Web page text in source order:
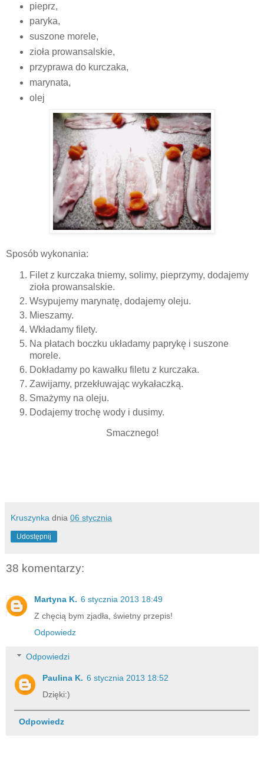
pieprz,
paryka,
suszone morele,
zioła prowansalskie,
przyprawa do kurczaka,
marynata,
olej
Sposób wykonania:
Filet z kurczaka tniemy, solimy, pieprzymy, dodajemy
zioła prowansalskie.
Wsypujemy marynatę, dodajemy oleju.
Mieszamy.
Wkładamy filety.
Na płatach boczku układamy paprykę i suszone
morele.
Dokładamy po kawałku filetu z kurczaka.
Zawijamy, przekłuwając wykałaczką.
Smażymy na oleju.
Dodajemy trochę wody i dusimy.
Smacznego!
Kruszynka dnia 06 stycznia
Udostępnij
38 komentarzy:
Martyna K. 6 stycznia 2013 18:49
Z chęcią bym zjadła, świetny przepis!
Odpowiedz
Odpowiedzi
Paulina K. 6 stycznia 2013 18:52
Dzięki:)
Odpowiedz